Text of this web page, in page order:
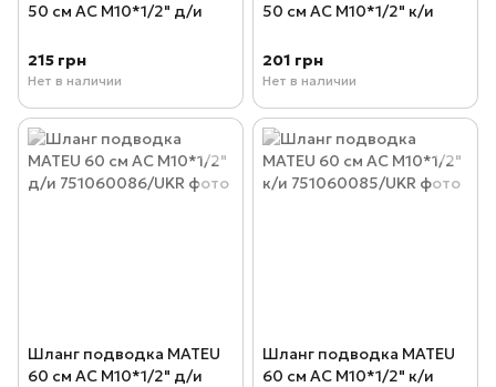
50 см AC М10*1/2" д/и
215 грн
Нет в наличии
50 см AC М10*1/2" к/и
201 грн
Нет в наличии
Шланг подводка MATEU
60 см AC М10*1/2" д/и
Шланг подводка MATEU
60 см AC М10*1/2" к/и